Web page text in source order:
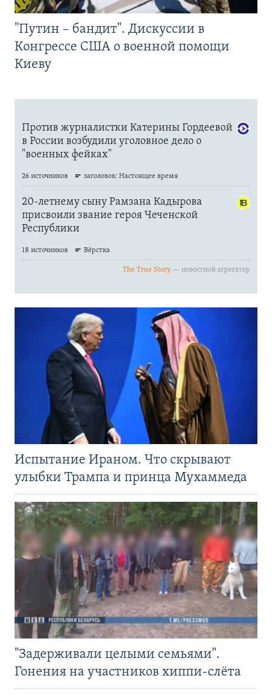
"Путин – бандит". Дискуссии в
Конгрессе США о военной помощи
Киеву
Испытание Ираном. Что скрывают
улыбки Трампа и принца Мухаммеда
"Задерживали целыми семьями".
Гонения на участников хиппи-слёта